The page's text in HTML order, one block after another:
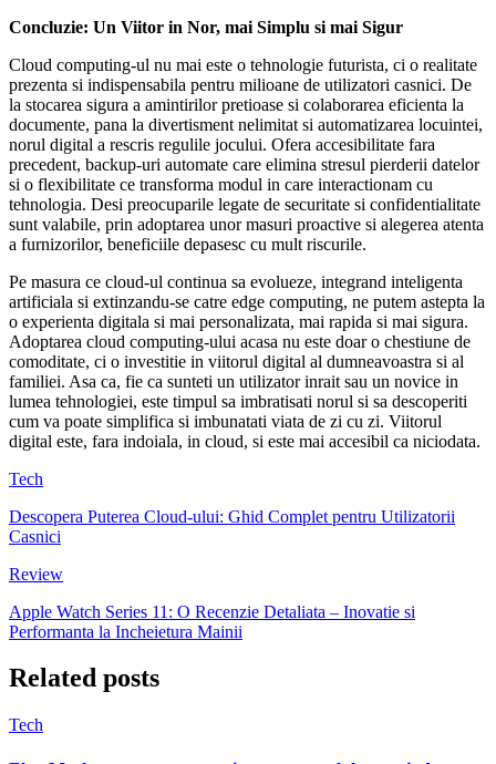
Concluzie: Un Viitor in Nor, mai Simplu si mai Sigur
Cloud computing-ul nu mai este o tehnologie futurista, ci o realitate
prezenta si indispensabila pentru milioane de utilizatori casnici. De
la stocarea sigura a amintirilor pretioase si colaborarea eficienta la
documente, pana la divertisment nelimitat si automatizarea locuintei,
norul digital a rescris regulile jocului. Ofera accesibilitate fara
precedent, backup-uri automate care elimina stresul pierderii datelor
si o flexibilitate ce transforma modul in care interactionam cu
tehnologia. Desi preocuparile legate de securitate si confidentialitate
sunt valabile, prin adoptarea unor masuri proactive si alegerea atenta
a furnizorilor, beneficiile depasesc cu mult riscurile.
Pe masura ce cloud-ul continua sa evolueze, integrand inteligenta
artificiala si extinzandu-se catre edge computing, ne putem astepta la
o experienta digitala si mai personalizata, mai rapida si mai sigura.
Adoptarea cloud computing-ului acasa nu este doar o chestiune de
comoditate, ci o investitie in viitorul digital al dumneavoastra si al
familiei. Asa ca, fie ca sunteti un utilizator inrait sau un novice in
lumea tehnologiei, este timpul sa imbratisati norul si sa descoperiti
cum va poate simplifica si imbunatati viata de zi cu zi. Viitorul
digital este, fara indoiala, in cloud, si este mai accesibil ca niciodata.
Tech
Descopera Puterea Cloud-ului: Ghid Complet pentru Utilizatorii
Casnici
Review
Apple Watch Series 11: O Recenzie Detaliata – Inovatie si
Performanta la Incheietura Mainii
Related posts
Tech